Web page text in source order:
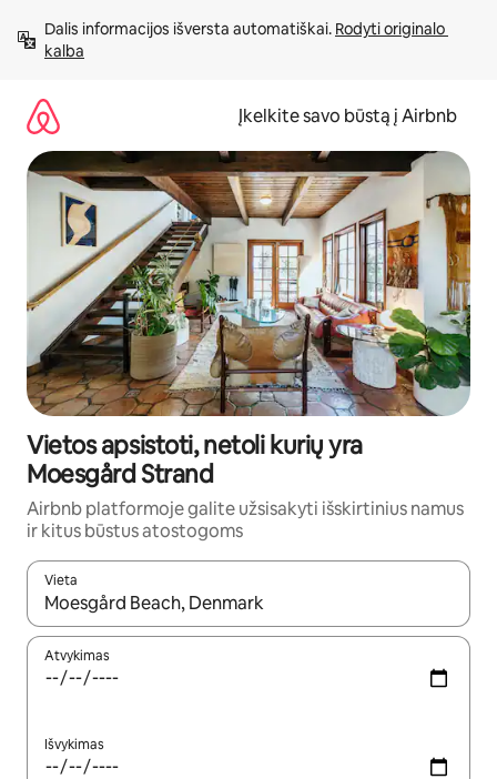
prie
turinio
Dalis informacijos išversta automatiškai. Rodyti originalo
kalba
Įkelkite savo būstą į Airbnb
Vietos apsistoti, netoli kurių yra
Moesgård Strand
Airbnb platformoje galite užsisakyti išskirtinius namus
ir kitus būstus atostogoms
Vieta
Kai pasirodys paieškos rezultatai, juos naršyti galite
Atvykimas
Išvykimas